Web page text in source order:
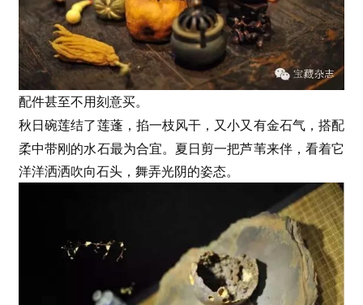
配件甚至不用刻意买。
秋日碗莲结了莲蓬，掐一枝风干， 又小又有金石气，搭配
柔中带刚的水石最为合宜。夏日剪一把芦苇来伴，看着它
洋洋洒洒吹向石头，舞弄光阴的姿态。